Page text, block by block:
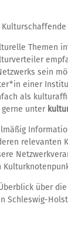
Themen
sein
einer
als
gerne unter
relevanten
über
Schleswig-